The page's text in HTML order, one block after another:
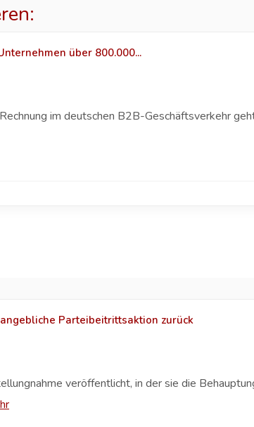
über 800.000...
im deutschen B2B-Geschäftsverkehr
Parteibeitrittsaktion zurück
veröffentlicht, in der sie die